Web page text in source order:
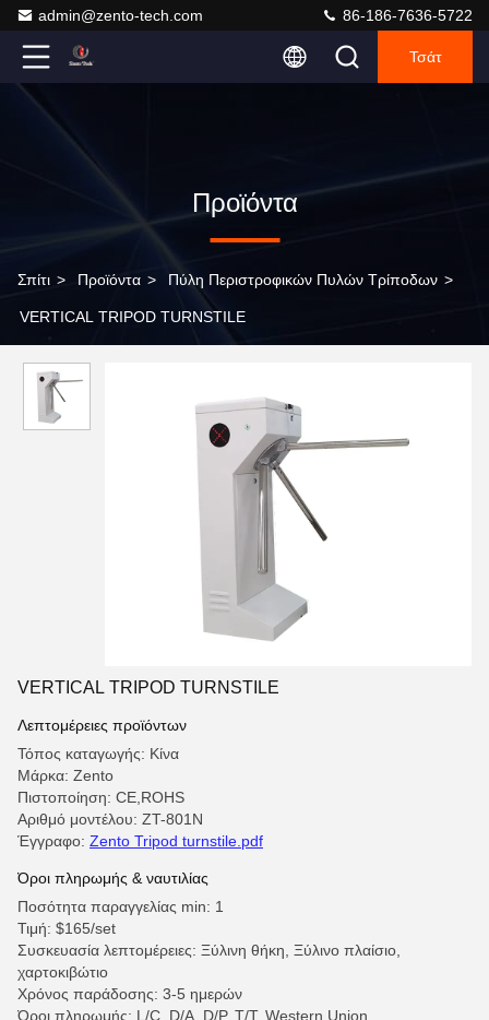
admin@zento-tech.com 86-186-7636-5722
Τσάτ
Προϊόντα
Σπίτι > Προϊόντα > Πύλη Περιστροφικών Πυλών Τρίποδων >
VERTICAL TRIPOD TURNSTILE
VERTICAL TRIPOD TURNSTILE
Λεπτομέρειες προϊόντων
Τόπος καταγωγής: Κίνα
Μάρκα: Zento
Πιστοποίηση: CE,ROHS
Αριθμό μοντέλου: ZT-801N
Έγγραφο: Zento Tripod turnstile.pdf
Όροι πληρωμής & ναυτιλίας
Ποσότητα παραγγελίας min: 1
Τιμή: $165/set
Συσκευασία λεπτομέρειες: Ξύλινη θήκη, Ξύλινο πλαίσιο,
χαρτοκιβώτιο
Χρόνος παράδοσης: 3-5 ημερών
Όροι πληρωμής: L/C, D/A, D/P, T/T, Western Union